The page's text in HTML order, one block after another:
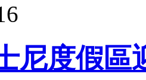
尼度假區